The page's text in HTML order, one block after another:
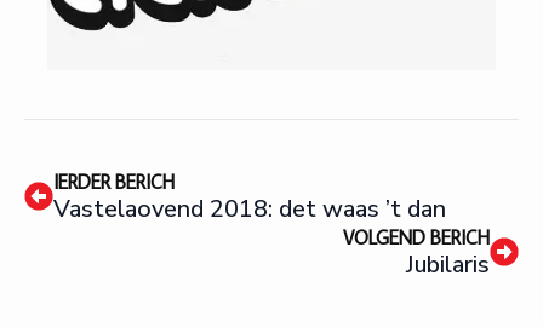
IERDER BERICH
Vastelaovend 2018: det waas ’t dan
VOLGEND BERICH
Jubilaris